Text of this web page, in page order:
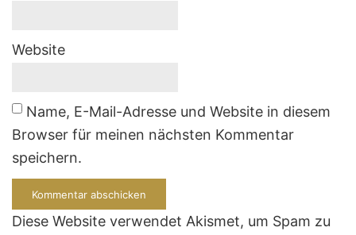
Website
Name, E-Mail-Adresse und Website in diesem
Browser für meinen nächsten Kommentar
speichern.
Diese Website verwendet Akismet, um Spam zu